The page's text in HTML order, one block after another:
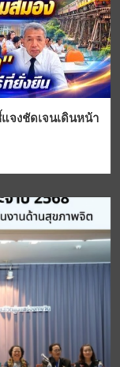
จงชัดเจนเดินหน้า